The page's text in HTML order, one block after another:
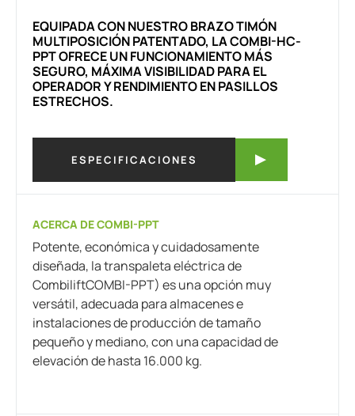
EQUIPADA CON NUESTRO BRAZO TIMÓN
MULTIPOSICIÓN PATENTADO, LA COMBI-HC-
PPT OFRECE UN FUNCIONAMIENTO MÁS
SEGURO, MÁXIMA VISIBILIDAD PARA EL
OPERADOR Y RENDIMIENTO EN PASILLOS
ESTRECHOS.
ESPECIFICACIONES
ACERCA DE COMBI-PPT
Potente, económica y cuidadosamente
diseñada, la transpaleta eléctrica de
CombiliftCOMBI-PPT) es una opción muy
versátil, adecuada para almacenes e
instalaciones de producción de tamaño
pequeño y mediano, con una capacidad de
elevación de hasta 16.000 kg.